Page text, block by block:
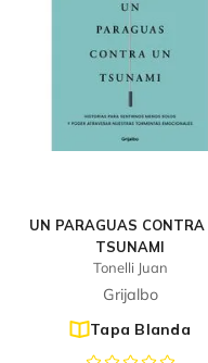
UN PARAGUAS CONTRA
TSUNAMI
Tonelli Juan
Grijalbo
Tapa Blanda